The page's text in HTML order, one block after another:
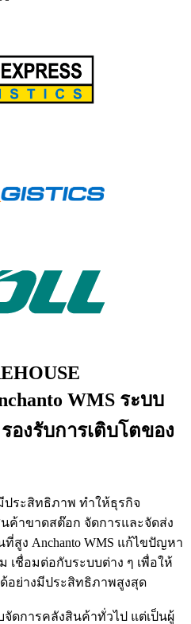
WMS ระบบ
งรับการเติบโตของ
ระสิทธิภาพ ทำให้ธุรกิจ
ค้าขาดสต๊อก จัดการและจัดส่ง
ง Anchanto WMS แก้ไขปัญหา
ชื่อมต่อกับระบบต่าง ๆ เพื่อให้
อย่างมีประสิทธิภาพสูงสุด
จัดการคลังสินค้าทั่วไป แต่เป็นผู้